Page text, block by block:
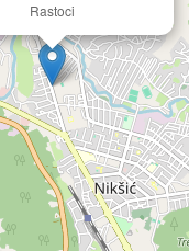
Rastoci